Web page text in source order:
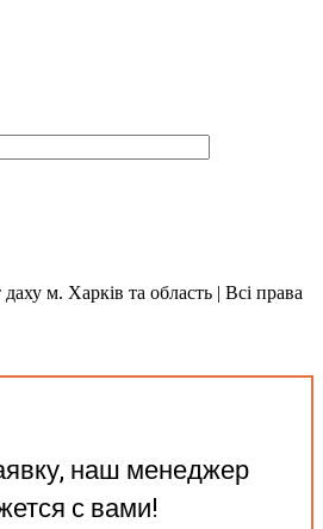
м. Харків та область | Всі права
наш менеджер
с вами!